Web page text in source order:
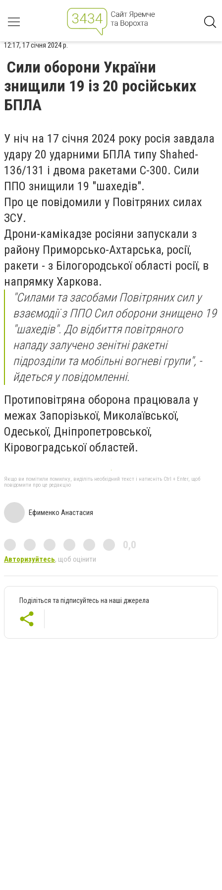
12:17, 17 січня 2024 р.
Сили оборони України
знищили 19 із 20 російських
БПЛА
У ніч на 17 січня 2024 року росія завдала
удару 20 ударними БПЛА типу Shahed-
136/131 і двома ракетами С-300. Сили
ППО знищили 19 "шахедів".
Про це повідомили у Повітряних силах
ЗСУ.
Дрони-камікадзе росіяни запускали з
району Приморсько-Ахтарська, росії,
ракети - з Білогородської області росії, в
напрямку Харкова.
"Силами та засобами Повітряних сил у
взаємодії з ППО Сил оборони знищено 19
"шахедів". До відбиття повітряного
нападу залучено зенітні ракетні
підрозділи та мобільні вогневі групи", -
йдеться у повідомленні.
Протиповітряна оборона працювала у
межах Запорізької, Миколаївської,
Одеської, Дніпропетровської,
Кіровоградської областей.
Якщо ви помітили помилку, виділіть необхідний текст і натисніть Ctrl + Enter, щоб
повідомити про це редакцію
Ефименко Анастасия
0,0
Авторизуйтесь, щоб оцінити
Поділіться та підписуйтесь на наші джерела